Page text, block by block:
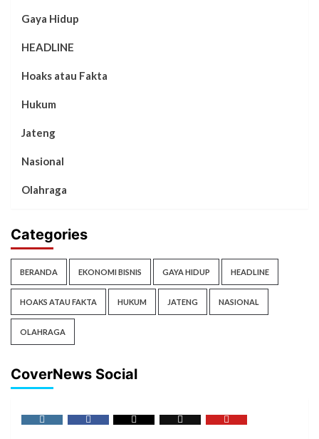
Gaya Hidup
HEADLINE
Hoaks atau Fakta
Hukum
Jateng
Nasional
Olahraga
Categories
BERANDA EKONOMI BISNIS GAYA HIDUP HEADLINE
HOAKS ATAU FAKTA HUKUM JATENG NASIONAL
OLAHRAGA
CoverNews Social